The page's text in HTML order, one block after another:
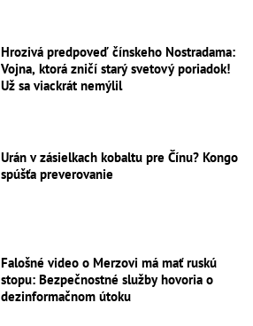
Hrozivá predpoveď čínskeho Nostradama:
Vojna, ktorá zničí starý svetový poriadok!
Už sa viackrát nemýlil
Urán v zásielkach kobaltu pre Čínu? Kongo
spúšťa preverovanie
Falošné video o Merzovi má mať ruskú
stopu: Bezpečnostné služby hovoria o
dezinformačnom útoku